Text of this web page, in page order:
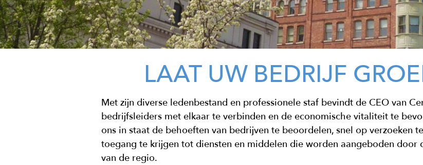
LAAT UW BEDRIJF
Met zijn diverse ledenbestand en professionele staf bevindt de CEO van
bedrijfsleiders met elkaar te verbinden en de economische vitaliteit te
ons in staat de behoeften van bedrijven te beoordelen, snel op verzoeken
toegang te krijgen tot diensten en middelen die worden aangeboden door
van de regio.